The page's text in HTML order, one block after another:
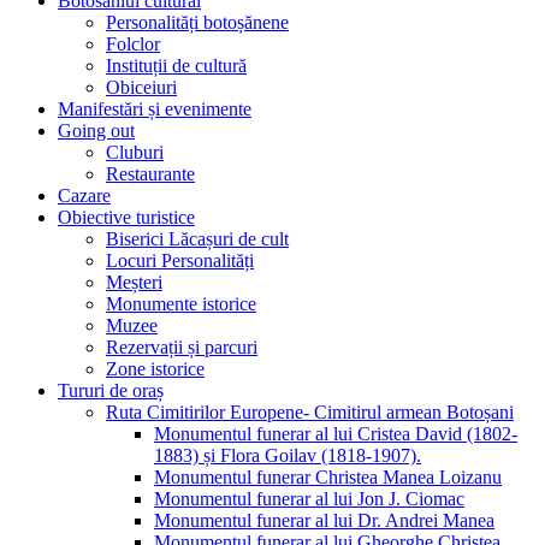
Personalități botoșănene
Folclor
Instituții de cultură
Obiceiuri
Manifestări și evenimente
Going out
Cluburi
Restaurante
Cazare
Obiective turistice
Biserici Lăcașuri de cult
Locuri Personalități
Meșteri
Monumente istorice
Muzee
Rezervații și parcuri
Zone istorice
Tururi de oraș
Ruta Cimitirilor Europene- Cimitirul armean Botoșani
Monumentul funerar al lui Cristea David (1802-
1883) și Flora Goilav (1818-1907).
Monumentul funerar Christea Manea Loizanu
Monumentul funerar al lui Jon J. Ciomac
Monumentul funerar al lui Dr. Andrei Manea